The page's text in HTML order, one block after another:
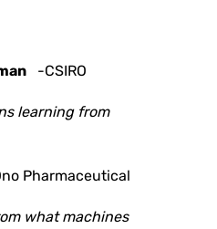
-CSIRO
learning from
Pharmaceutical
what machines